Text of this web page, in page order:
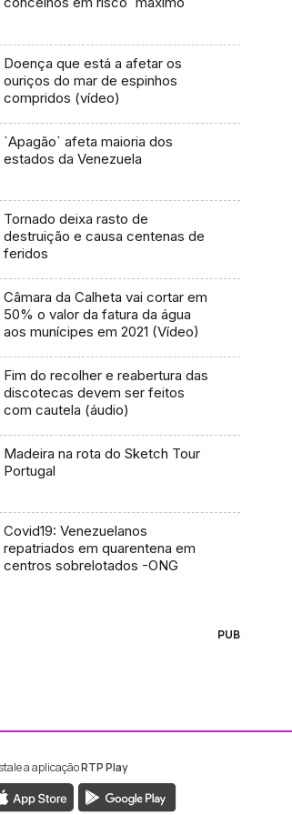
Doença que está a afetar os
ouriços do mar de espinhos
compridos (vídeo)
`Apagão` afeta maioria dos
estados da Venezuela
Tornado deixa rasto de
destruição e causa centenas de
feridos
Câmara da Calheta vai cortar em
50% o valor da fatura da água
aos munícipes em 2021 (Vídeo)
Fim do recolher e reabertura das
discotecas devem ser feitos
com cautela (áudio)
Madeira na rota do Sketch Tour
Portugal
Covid19: Venezuelanos
repatriados em quarentena em
centros sobrelotados -ONG
PUB
Madeira
RTP Madeira
a aplicaçãoRTP Play